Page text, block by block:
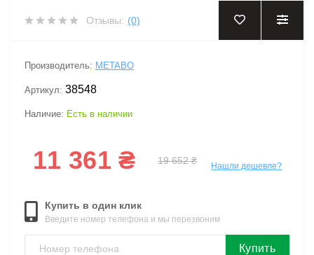
Отзывы: (0)
Производитель: METABO
Артикул: 38548
Наличие: Есть в наличии
11 361 ₴ 19 652 ₴ Нашли дешевле?
Купить в один клик
Введите номер телефона и мы перезвоним
Купить